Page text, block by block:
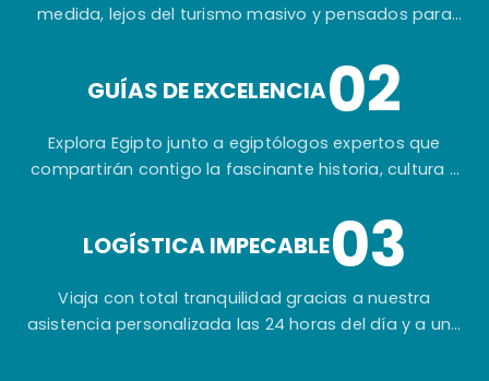
medida, lejos del turismo masivo y pensados para
GUÍAS DE EXCELENCIA02
Explora Egipto junto a egiptólogos expertos que
compartirán contigo la fascinante historia, cultura y
extraordinarias del mundo.
LOGÍSTICA IMPECABLE03
Viaja con total tranquilidad gracias a nuestra
asistencia personalizada las 24 horas del día y a una